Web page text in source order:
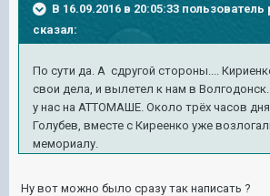
В 16.09.2016 в 20:05:33 пользователь
сказал:
По сути да. А сдругой стороны....
свои дела, и вылетел к нам в
у нас на АТТОМАШЕ. Около трёх часов
Голубев, вместе с Киреенко уже
мемориалу.
Ну вот можно было сразу так написать ?